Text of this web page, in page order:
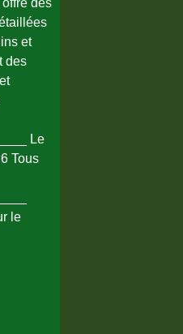
des
et
des
Le
Tous
le